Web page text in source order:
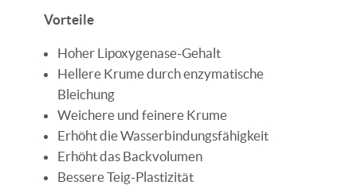
Vorteile
Hoher Lipoxygenase-Gehalt
Hellere Krume durch enzymatische
Bleichung
Weichere und feinere Krume
Erhöht die Wasserbindungsfähigkeit
Erhöht das Backvolumen
Bessere Teig-Plastizität